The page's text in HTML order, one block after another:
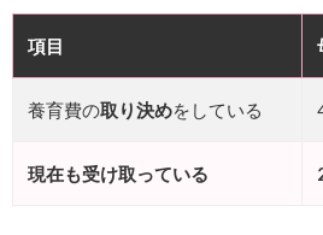
項目
養育費の取り決めをしている
現在も受け取っている